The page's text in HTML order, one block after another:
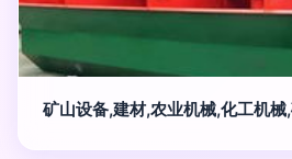
矿山设备,建材,农业机械,化工机